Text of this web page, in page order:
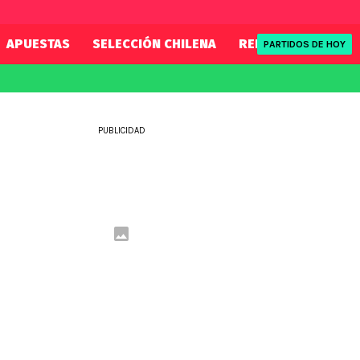
APUESTAS SELECCIÓN CHILENA REDSPORT
PARTIDOS DE HOY
PUBLICIDAD